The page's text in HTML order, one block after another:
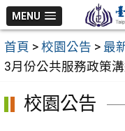
跳
至
主
要
MENU
首頁 > 校園公告 > 最
3月份公共服務政策
校園公告